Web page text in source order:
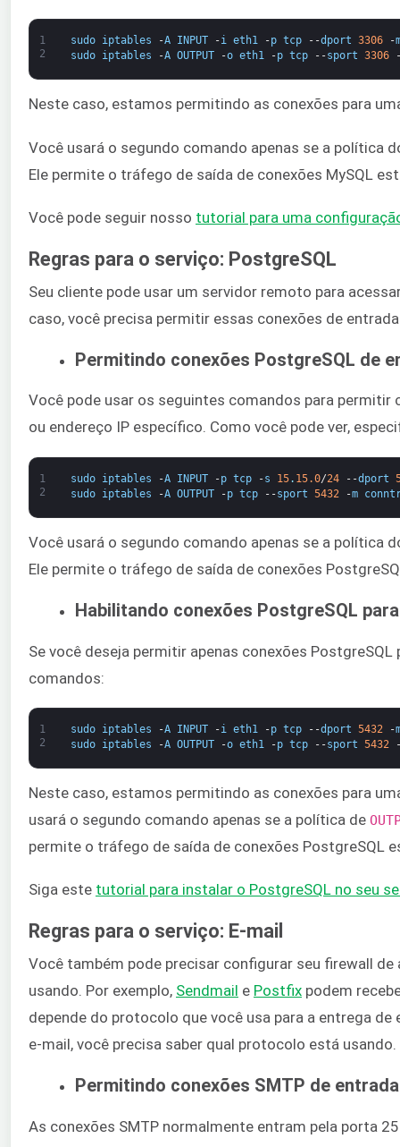
1
2
sudo iptables -A INPUT -i eth1 -p tcp --dport 3306 -
sudo
iptables -A OUTPUT -o eth1 -p tcp --sport 3306
Neste caso, estamos permitindo as conexões para
Você usará o segundo comando apenas se a política
Ele permite o tráfego de saída de conexões MySQL
Você pode seguir nosso ​ tutorial para uma
Regras para o serviço: PostgreSQL
Seu cliente pode usar um servidor remoto para
caso, você precisa permitir essas conexões de
Permitindo conexões PostgreSQL de
Você pode usar os seguintes comandos para permitir
ou endereço IP específico. Como você pode ver,
1
2
sudo iptables -A INPUT -p tcp -s 15. 15.0/24 --dport
sudo
iptables -A OUTPUT -p tcp --sport 5432 -m
Você usará o segundo comando apenas se a política
Ele permite o tráfego de saída de conexões
Habilitando conexões PostgreSQL
Se você deseja permitir apenas conexões
comandos:
1
2
sudo iptables -A INPUT -i eth1 -p tcp --dport 5432 -
sudo
iptables -A OUTPUT -o eth1 -p tcp --sport 5432
Neste caso, estamos permitindo as conexões para
usará o segundo comando apenas se a política de ​
permite o tráfego de saída de conexões PostgreSQL
Siga este ​ tutorial para instalar o PostgreSQL no seu
Regras para o serviço: E-mail
Você também pode precisar configurar seu firewall
usando. Por exemplo, ​ Sendmail ​ e ​ Postfix podem
depende do protocolo que você usa para a entrega
e-mail, você precisa saber qual protocolo está usando.
Permitindo conexões SMTP de entrada
As conexões SMTP normalmente entram pela porta